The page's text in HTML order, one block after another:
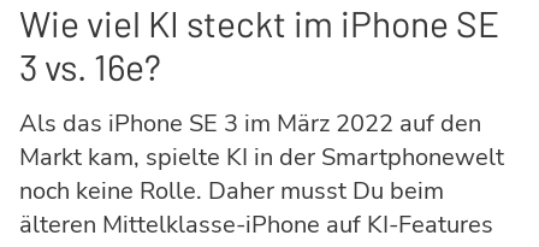
Wie viel KI steckt im iPhone SE
3 vs. 16e?
Als das iPhone SE 3 im März 2022 auf den
Markt kam, spielte KI in der Smartphonewelt
noch keine Rolle. Daher musst Du beim
älteren Mittelklasse-iPhone auf KI-Features